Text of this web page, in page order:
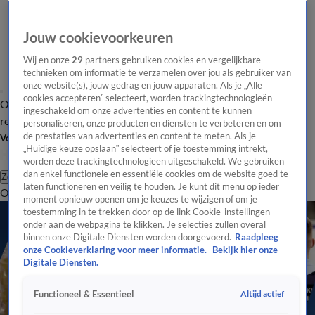
Overzicht Laatste nieuws Regionieuws Het beste van Hart
Tip de
redactie
Volg Hart van Nederland
Zoeken
OverzichtRegioUitzendingenWeerTip de redactiePanelVideo's
Jouw cookievoorkeuren
Wij en onze29 partners gebruiken cookies en vergelijkbare
technieken om informatie te verzamelen over jou als gebruiker van
onze website(s), jouw gedrag en jouw apparaten. Als je „Alle
cookies accepteren” selecteert, worden trackingtechnologieën
ingeschakeld om onze advertenties en content te kunnen
personaliseren, onze producten en diensten te verbeteren en om
de prestaties van advertenties en content te meten. Als je
„Huidige keuze opslaan” selecteert of je toestemming intrekt,
worden deze trackingtechnologieën uitgeschakeld. We gebruiken
dan enkel functionele en essentiële cookies om de website goed te
laten functioneren en veilig te houden. Je kunt dit menu op ieder
moment opnieuw openen om je keuzes te wijzigen of om je
toestemming in te trekken door op de link Cookie-instellingen
onder aan de webpagina te klikken. Je selecties zullen overal
binnen onze Digitale Diensten worden doorgevoerd. Raadpleeg
onze Cookieverklaring voor meer informatie.
Bekijk hier onze
Digitale Diensten.
Functioneel & Essentieel Altijd actief